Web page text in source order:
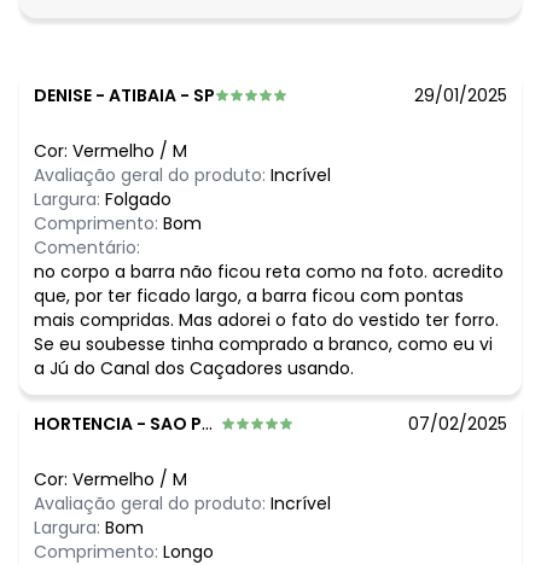
DENISE - ATIBAIA - SP 29/01/2025
Cor: Vermelho / M
Avaliação geral do produto: Incrível
Largura: Folgado
Comprimento: Bom
Comentário:
no corpo a barra não ficou reta como na foto. acredito
que, por ter ficado largo, a barra ficou com pontas
mais compridas. Mas adorei o fato do vestido ter forro.
Se eu soubesse tinha comprado a branco, como eu vi
a Jú do Canal dos Caçadores usando.
HORTENCIA - SAO PAULO - SP 07/02/2025
Cor: Vermelho / M
Avaliação geral do produto: Incrível
Largura: Bom
Comprimento: Longo